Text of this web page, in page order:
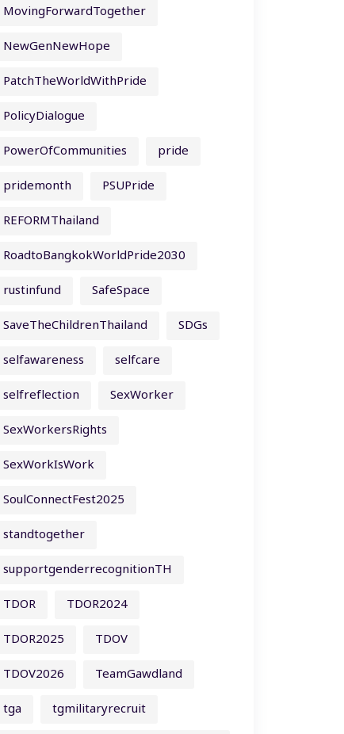
MovingForwardTogether
NewGenNewHope
PatchTheWorldWithPride
PolicyDialogue
PowerOfCommunities
pride
pridemonth
PSUPride
REFORMThailand
RoadtoBangkokWorldPride2030
rustinfund
SafeSpace
SaveTheChildrenThailand
SDGs
selfawareness
selfcare
selfreflection
SexWorker
SexWorkersRights
SexWorkIsWork
SoulConnectFest2025
standtogether
supportgenderrecognitionTH
TDOR
TDOR2024
TDOR2025
TDOV
TDOV2026
TeamGawdland
tga
tgmilitaryrecruit